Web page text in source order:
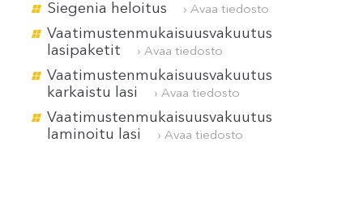
Siegenia heloitus › Avaa tiedosto
Vaatimustenmukaisuusvakuutus
lasipaketit
› Avaa tiedosto
Vaatimustenmukaisuusvakuutus
karkaistu lasi
› Avaa tiedosto
Vaatimustenmukaisuusvakuutus
laminoitu lasi
› Avaa tiedosto